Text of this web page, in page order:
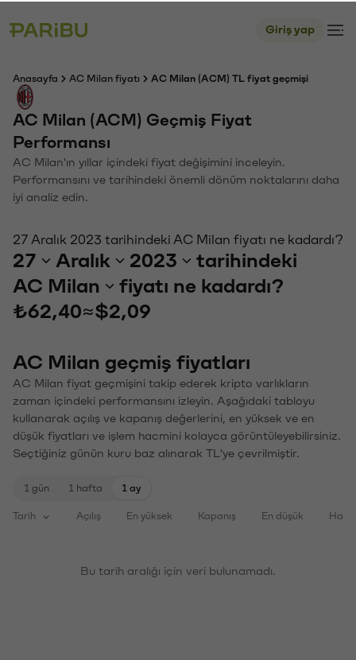
Giriş yap
Anasayfa AC Milan fiyatı AC Milan (ACM) TL fiyat geçmişi
AC Milan (ACM) Geçmiş Fiyat
Performansı
AC Milan'ın yıllar içindeki fiyat değişimini inceleyin.
Performansını ve tarihindeki önemli dönüm noktalarını daha
iyi analiz edin.
27 Aralık 2023 tarihindeki AC Milan fiyatı ne kadardı?
27 Aralık 2023
tarihindeki
AC Milan
fiyatı ne kadardı?
₺62,40≈$2,09
AC Milan geçmiş fiyatları
AC Milan fiyat geçmişini takip ederek kripto varlıkların
zaman içindeki performansını izleyin. Aşağıdaki tabloyu
kullanarak açılış ve kapanış değerlerini, en yüksek ve en
düşük fiyatları ve işlem hacmini kolayca görüntüleyebilirsiniz.
Seçtiğiniz günün kuru baz alınarak TL'ye çevrilmiştir.
1 gün 1 hafta 1 ay
Tarih Açılış En yüksek Kapanış En düşük
Bu tarih aralığı için veri bulunamadı.